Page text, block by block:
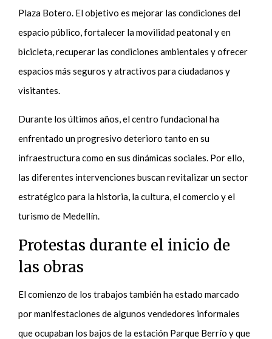
Plaza Botero. El objetivo es mejorar las condiciones del
espacio público, fortalecer la movilidad peatonal y en
bicicleta, recuperar las condiciones ambientales y ofrecer
espacios más seguros y atractivos para ciudadanos y
visitantes.
Durante los últimos años, el centro fundacional ha
enfrentado un progresivo deterioro tanto en su
infraestructura como en sus dinámicas sociales. Por ello,
las diferentes intervenciones buscan revitalizar un sector
estratégico para la historia, la cultura, el comercio y el
turismo de Medellín.
Protestas durante el inicio de
las obras
El comienzo de los trabajos también ha estado marcado
por manifestaciones de algunos vendedores informales
que ocupaban los bajos de la estación Parque Berrío y que